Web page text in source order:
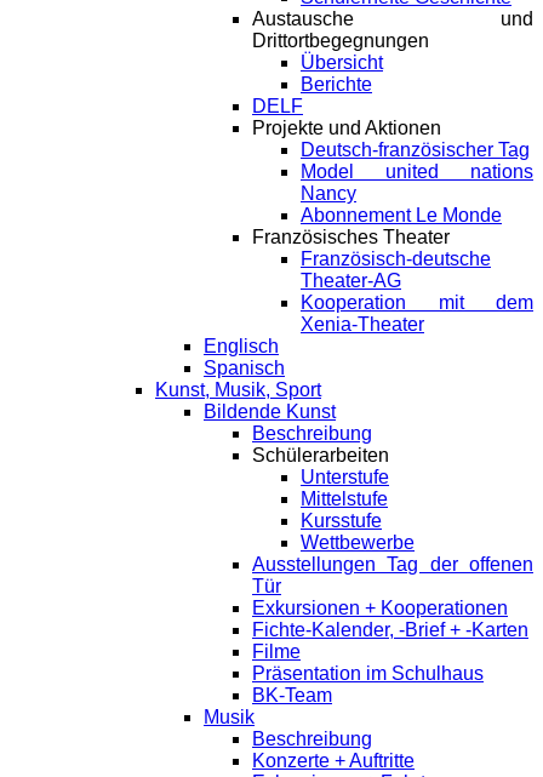
Austausche und
Drittortbegegnungen
Übersicht
Berichte
DELF
Projekte und Aktionen
Deutsch-französischer Tag
Model united nations
Nancy
Abonnement Le Monde
Französisches Theater
Französisch-deutsche
Theater-AG
Kooperation mit dem
Xenia-Theater
Englisch
Spanisch
Kunst, Musik, Sport
Bildende Kunst
Beschreibung
Schülerarbeiten
Unterstufe
Mittelstufe
Kursstufe
Wettbewerbe
Ausstellungen Tag der offenen
Tür
Exkursionen + Kooperationen
Fichte-Kalender, -Brief + -Karten
Filme
Präsentation im Schulhaus
BK-Team
Musik
Beschreibung
Konzerte + Auftritte